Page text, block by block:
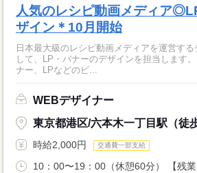
人気のレシピ動画メディア
ザイン＊10月開始
日本最大級のレシピ動画メディアを運営す
して、LP・バナーのデザインを担当します。 【具体的には？】 ・バ
ナー、LPなどのビ...
WEBデザイナー
東京都港区/六本木一丁目駅（徒
時給2,000円 交通費一部支給
10：00〜19：00（休憩60分） 【残